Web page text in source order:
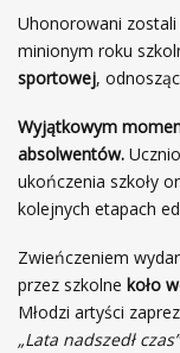
Uhonorowani
minionym roku
sportowej,
Wyjątkowym
absolwentów.
ukończenia szkoły
kolejnych etapach
Zwieńczeniem
przez szkolne koło
Młodzi artyści
„Lata nadszedł czas”